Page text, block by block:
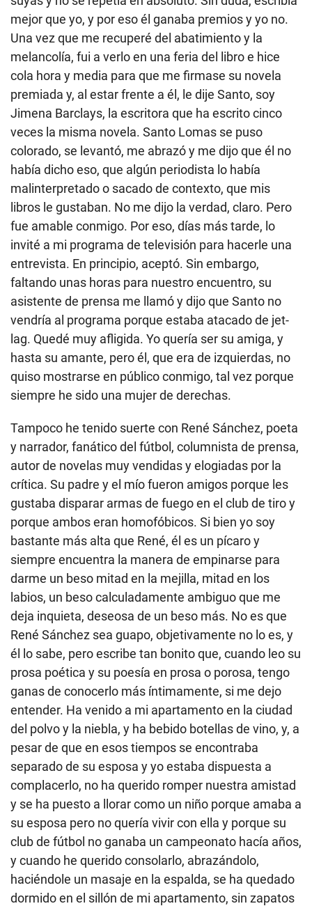
mejor que yo, y por eso él ganaba premios y yo no.
Una vez que me recuperé del abatimiento y la
melancolía, fui a verlo en una feria del libro e hice
cola hora y media para que me firmase su novela
premiada y, al estar frente a él, le dije Santo, soy
Jimena Barclays, la escritora que ha escrito cinco
veces la misma novela. Santo Lomas se puso
colorado, se levantó, me abrazó y me dijo que él no
había dicho eso, que algún periodista lo había
malinterpretado o sacado de contexto, que mis
libros le gustaban. No me dijo la verdad, claro. Pero
fue amable conmigo. Por eso, días más tarde, lo
invité a mi programa de televisión para hacerle una
entrevista. En principio, aceptó. Sin embargo,
faltando unas horas para nuestro encuentro, su
asistente de prensa me llamó y dijo que Santo no
vendría al programa porque estaba atacado de jet-
lag. Quedé muy afligida. Yo quería ser su amiga, y
hasta su amante, pero él, que era de izquierdas, no
quiso mostrarse en público conmigo, tal vez porque
siempre he sido una mujer de derechas.
Tampoco he tenido suerte con René Sánchez, poeta
y narrador, fanático del fútbol, columnista de prensa,
autor de novelas muy vendidas y elogiadas por la
crítica. Su padre y el mío fueron amigos porque les
gustaba disparar armas de fuego en el club de tiro y
porque ambos eran homofóbicos. Si bien yo soy
bastante más alta que René, él es un pícaro y
siempre encuentra la manera de empinarse para
darme un beso mitad en la mejilla, mitad en los
labios, un beso calculadamente ambiguo que me
deja inquieta, deseosa de un beso más. No es que
René Sánchez sea guapo, objetivamente no lo es, y
él lo sabe, pero escribe tan bonito que, cuando leo su
prosa poética y su poesía en prosa o porosa, tengo
ganas de conocerlo más íntimamente, si me dejo
entender. Ha venido a mi apartamento en la ciudad
del polvo y la niebla, y ha bebido botellas de vino, y, a
pesar de que en esos tiempos se encontraba
separado de su esposa y yo estaba dispuesta a
complacerlo, no ha querido romper nuestra amistad
y se ha puesto a llorar como un niño porque amaba a
su esposa pero no quería vivir con ella y porque su
club de fútbol no ganaba un campeonato hacía años,
y cuando he querido consolarlo, abrazándolo,
haciéndole un masaje en la espalda, se ha quedado
dormido en el sillón de mi apartamento, sin zapatos